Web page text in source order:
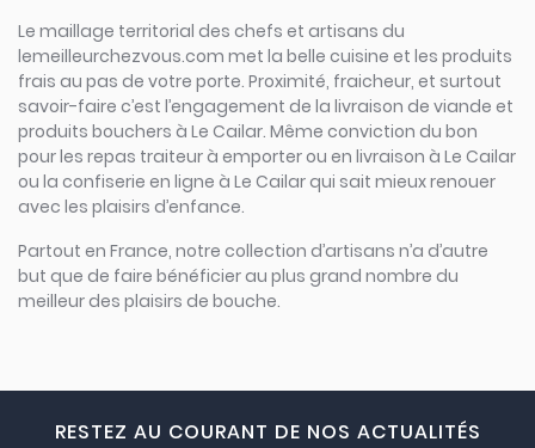
Le maillage territorial des chefs et artisans du
lemeilleurchezvous.com met la belle cuisine et les produits
frais au pas de votre porte. Proximité, fraicheur, et surtout
savoir-faire c’est l’engagement de la livraison de viande et
produits bouchers à Le Cailar. Même conviction du bon
pour les repas traiteur à emporter ou en livraison à Le Cailar
ou la confiserie en ligne à Le Cailar qui sait mieux renouer
avec les plaisirs d’enfance.
Partout en France, notre collection d’artisans n’a d’autre
but que de faire bénéficier au plus grand nombre du
meilleur des plaisirs de bouche.
RESTEZ AU COURANT DE NOS ACTUALITÉS